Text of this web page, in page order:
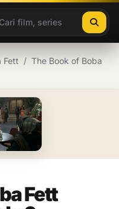
Fett / The Book of Boba
Fett